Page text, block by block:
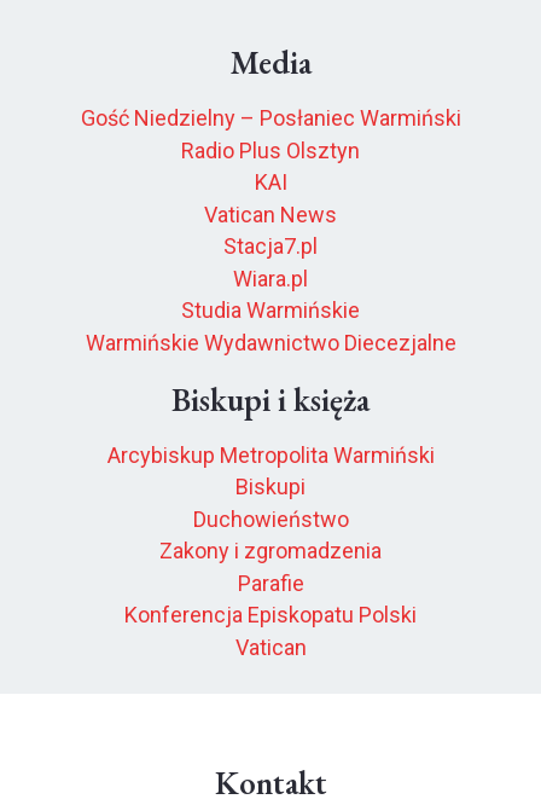
Media
Gość Niedzielny – Posłaniec Warmiński
Radio Plus Olsztyn
KAI
Vatican News
Stacja7.pl
Wiara.pl
Studia Warmińskie
Warmińskie Wydawnictwo Diecezjalne
Biskupi i księża
Arcybiskup Metropolita Warmiński
Biskupi
Duchowieństwo
Zakony i zgromadzenia
Parafie
Konferencja Episkopatu Polski
Vatican
Kontakt